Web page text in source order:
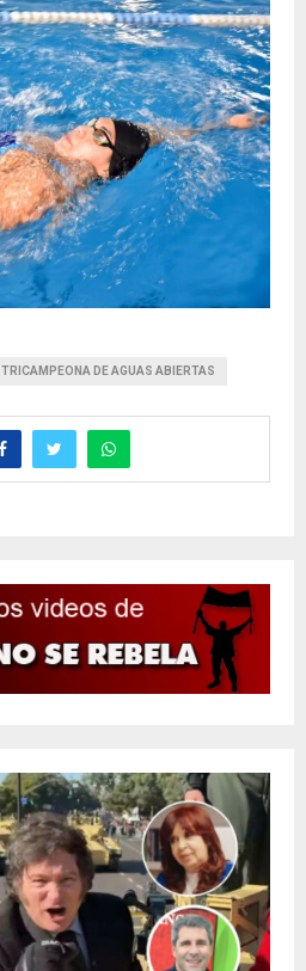
TRICAMPEONA DE AGUAS ABIERTAS